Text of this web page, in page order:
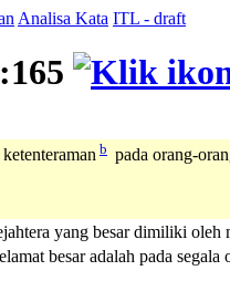
Analisa Kata ITL - draft
b pada orang-
yang besar dimiliki oleh
besar adalah pada